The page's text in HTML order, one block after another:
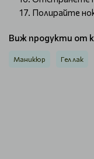
Полирайте
Виж продукти от
Маникюр Гел лак